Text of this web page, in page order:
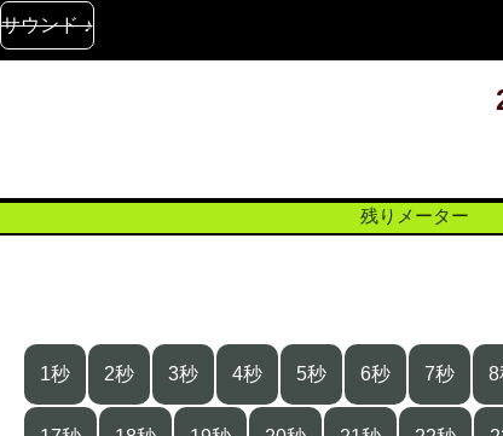
サウンド ♪
残りメーター
1秒 2秒 3秒 4秒 5秒 6秒 7秒 8